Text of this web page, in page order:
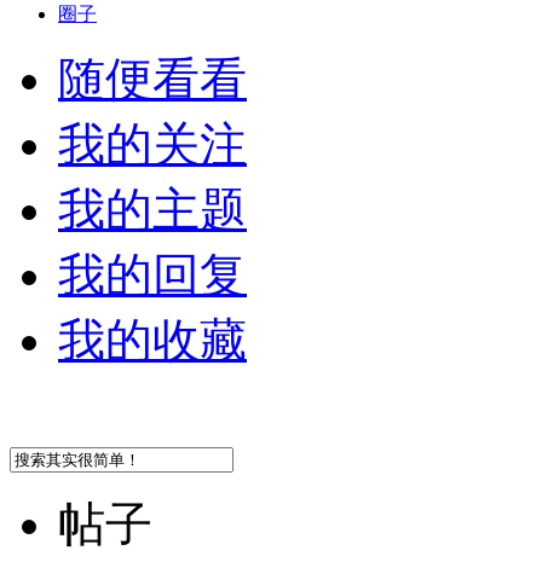
圈子
随便看看
我的关注
我的主题
我的回复
我的收藏
帖子